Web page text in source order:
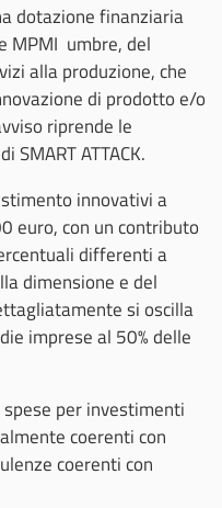
dotazione finanziaria
MPMI umbre, del
alla produzione, che
di prodotto e/o
riprende le
ATTACK.
innovativi a
euro, con un contributo
differenti a
dimensione e del
si oscilla
imprese al 50% delle
per investimenti
coerenti con
coerenti con